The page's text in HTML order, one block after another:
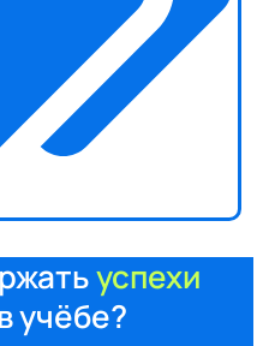
успехи
учёбе?